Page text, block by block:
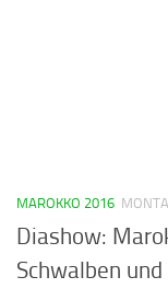
MAROKKO 2016
Diashow:
Schwalben